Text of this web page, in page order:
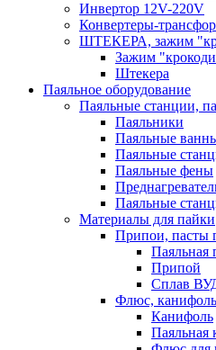
Инвертор 12V-220V
Конвертеры-
ШТЕКЕРА, зажим
Зажим
Штекера
Паяльное оборудование
Паяльные станции,
Паяльники
Паяльные
Паяльные
Паяльные фены
Паяльные
Материалы для пайки
Припои, пасты
Паяльная
Припой
Сплав
Флюс, канифоль
Канифоль
Паяльная